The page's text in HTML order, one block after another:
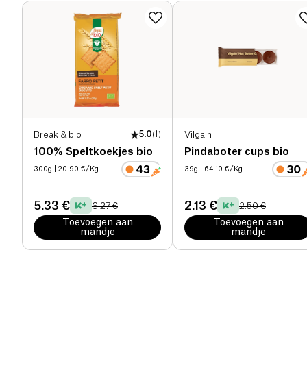
Break & bio 5.0(1 )
100% Speltkoekjes bio
300g | 20.90 €/Kg
5.33 € 6.27 €
Toevoegen aan
mandje
Vilgain
Pindaboter cups bio
39g | 64.10 €/Kg
2.13 € 2.50 €
Toevoegen aan
mandje